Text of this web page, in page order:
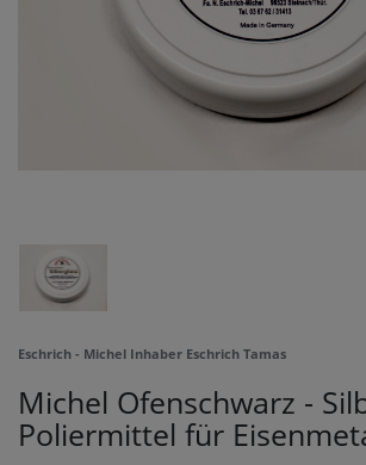
Eschrich - Michel Inhaber Eschrich Tamas
Michel Ofenschwarz -
Poliermittel für